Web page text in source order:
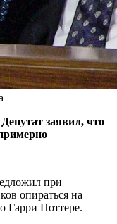
заявил, что
при
опираться на
Гарри Поттере.